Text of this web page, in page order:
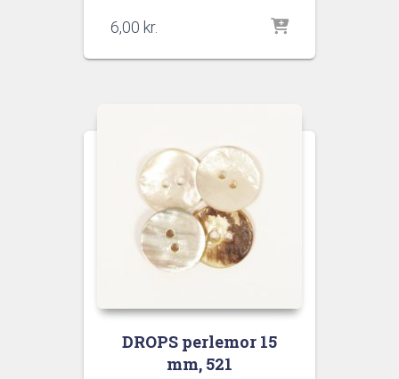
6,00 kr.
DROPS perlemor 15
mm, 521